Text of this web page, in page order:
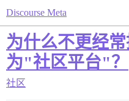
Discourse Meta
为什么不更经
为"社区平台"？
社区